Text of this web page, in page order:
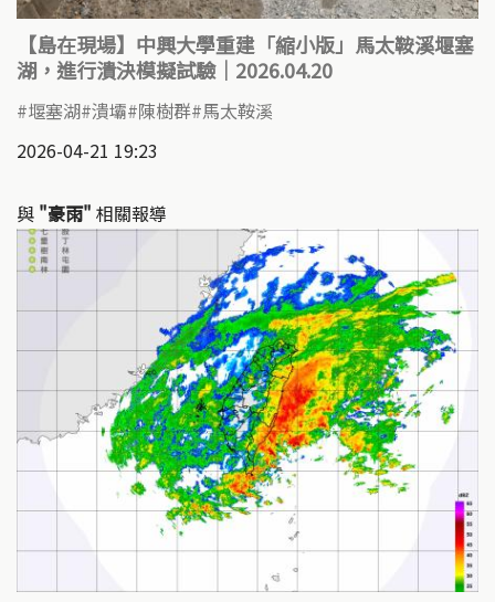
【島在現場】中興大學重建「縮小版」馬太鞍溪堰塞
湖，進行潰決模擬試驗｜2026.04.20
堰塞湖 潰壩 陳樹群 馬太鞍溪
2026-04-21 19:23
與 "豪雨" 相關報導